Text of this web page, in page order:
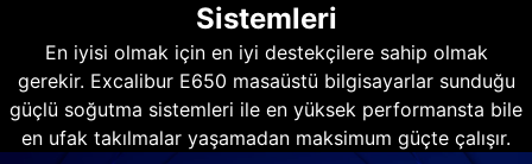
Sistemleri
En iyisi olmak için en iyi destekçilere sahip olmak
gerekir. Excalibur E650 masaüstü bilgisayarlar sunduğu
güçlü soğutma sistemleri ile en yüksek performansta bile
en ufak takılmalar yaşamadan maksimum güçte çalışır.